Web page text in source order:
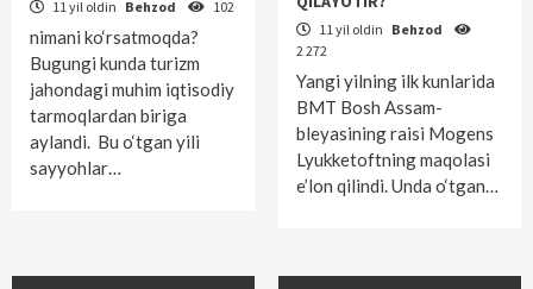
11 yil oldin Behzod 102
nimani ko‘rsatmoqda?
Bugungi kunda turizm
jahondagi muhim iqtisodiy
tarmoqlardan biriga
aylandi. Bu o‘tgan yili
sayyohlar…
11 yil oldin Behzod
2 272
Yangi yilning ilk kunlarida
BMT Bosh Assam­
bleyasining raisi Mogens
Lyukketoftning maqolasi
e’lon qilindi. Unda o‘tgan…